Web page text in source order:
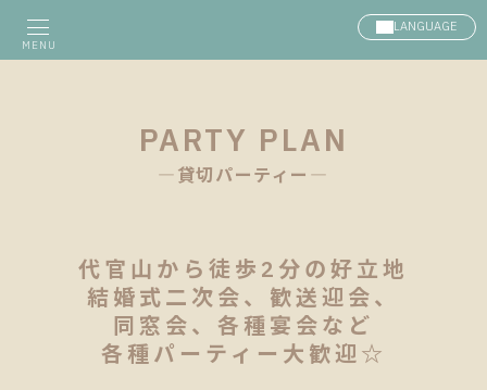
MENU
LANGUAGE
PARTY PLAN
―貸切パーティー―
代官山から徒歩2分の好立地
結婚式二次会、歓送迎会、
同窓会、各種宴会など
各種パーティー大歓迎☆